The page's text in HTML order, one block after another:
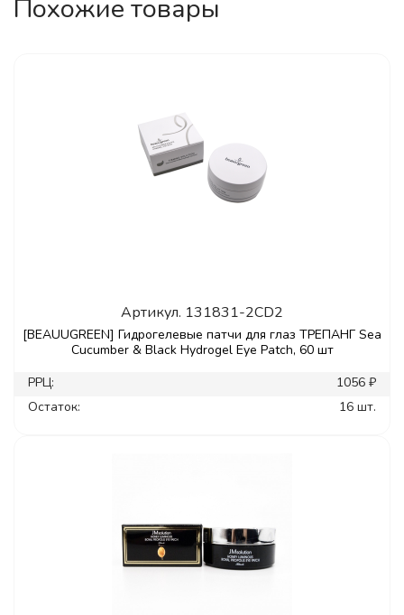
Похожие товары
Артикул. 131831-2CD2
[BEAUUGREEN] Гидрогелевые патчи для глаз ТРЕПАНГ Sea
Cucumber & Black Hydrogel Eye Patch, 60 шт
РРЦ:
1056 ₽
Остаток:
16 шт.